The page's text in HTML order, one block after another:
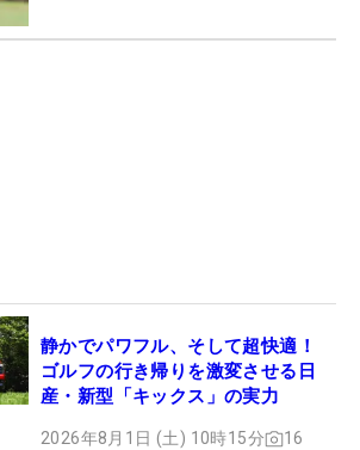
静かでパワフル、そして超快適！
ゴルフの行き帰りを激変させる日
産・新型「キックス」の実力
2026年8月1日 (土) 10時15分 16